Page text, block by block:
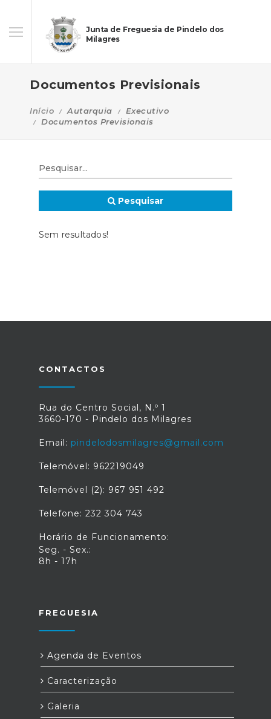
Junta de Freguesia de Pindelo dos
Milagres
Documentos Previsionais
Início Autarquia
Executivo
Documentos Previsionais
Pesquisar
Sem resultados!
CONTACTOS
Rua do Centro Social, N.º 1
3660-170 - Pindelo dos Milagres
Email: pindelodosmilagres@gmail.com
Telemóvel: 962219049
Telemóvel (2): 967 951 492
Telefone: 232 304 743
Horário de Funcionamento:
Seg. - Sex.:
8h - 17h
FREGUESIA
Agenda de Eventos
Caracterização
Galeria